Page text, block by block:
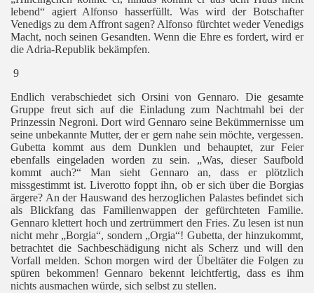
lebend“ agiert Alfonso hasserfüllt. Was wird der Botschafter
Venedigs zu dem Affront sagen? Alfonso fürchtet weder Venedigs
Macht, noch seinen Gesandten. Wenn die Ehre es fordert, wird er
die Adria-Republik bekämpfen.
9
Endlich verabschiedet sich Orsini von Gennaro. Die gesamte
Gruppe freut sich auf die Einladung zum Nachtmahl bei der
Prinzessin Negroni. Dort wird Gennaro seine Bekümmernisse um
seine unbekannte Mutter, der er gern nahe sein möchte, vergessen.
Gubetta kommt aus dem Dunklen und behauptet, zur Feier
ebenfalls eingeladen worden zu sein. „Was, dieser Saufbold
kommt auch?“ Man sieht Gennaro an, dass er plötzlich
missgestimmt ist. Liverotto foppt ihn, ob er sich über die Borgias
ärgere? An der Hauswand des herzoglichen Palastes befindet sich
als Blickfang das Familienwappen der gefürchteten Familie.
Gennaro klettert hoch und zertrümmert den Fries. Zu lesen ist nun
nicht mehr „Borgia“, sondern „Orgia“! Gubetta, der hinzukommt,
betrachtet die Sachbeschädigung nicht als Scherz und will den
Vorfall melden. Schon morgen wird der Übeltäter die Folgen zu
spüren bekommen! Gennaro bekennt leichtfertig, dass es ihm
nichts ausmachen würde, sich selbst zu stellen.